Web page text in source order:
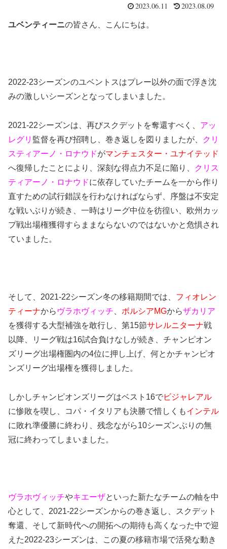
2023.06.11 2023.08.09
ユベンティーニの皆さん、こんにちは。
2022-23シーズンのユベントスはプレー以外の面で浮き沈
みの激しいシーズンとなってしまいました。
2021-22シーズンは、再びスクデットを奪還すべく、 アッ
レグリ 監督を再び招聘し、巻き返しを図りましたが、
クリ
スティアーノ・ロナウドがマンチェスター・ユナイテッド
へ復帰したことにより、深刻な得点力不足に陥り、
クリス
ティアーノ・ロナウドに依存していたチームを一から作り
直すための試行錯誤を行わなければならず、序盤は不安定
な戦いぶりが続き、一時はリーグ中位を彷徨い、欧州カッ
プ戦出場権獲得すらままならないのではないかと危惧され
ていました。
そして、2021-22シーズン冬の移籍期間では、 フィオレン
ティーナから ヴラホヴィッチ ボルシアMGからザカリア
を獲得する大型補強を敢行し、第15節サレルニターナ戦
以降、リーグ戦は16試合負けなしが続き、チャンピオン
ズリーグ出場権圏内の4位に押し上げ、何とかチャンピオ
ンズリーグ出場権を獲得しました。
しかしチャンピオンズリーグはベスト16でビジャレアル
に惨敗を喫し、コパ・イタリアも決勝で惜しくもインテル
に敗れ準優勝に終わり、残念ながら10シーズンぶりの無
冠に終わってしまいました。
ヴラホヴィッチやキエーザといった新たなチームの軸を中
心として、2021-22シーズンからの巻き返し、スクデット
奪還、そして新時代への開拓への期待も高くなった中で迎
えた2022-23シーズンは、この夏の移籍市場で活発な動き